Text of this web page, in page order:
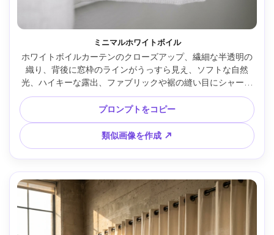
ミニマルホワイトボイル
ホワイトボイルカーテンのクローズアップ、繊細な半透明の
織り、背後に窓枠のラインがうっすら見え、ソフトな自然
光、ハイキーな露出、ファブリックや裾の縫い目にシャープ
なフォーカス、Fujifilm X-T5・56mm・f/2.0、マクロのよう
なディテール、写実的・クリーンなモダン美 --ar 4:5
プロンプトをコピー
類似画像を作成 ↗